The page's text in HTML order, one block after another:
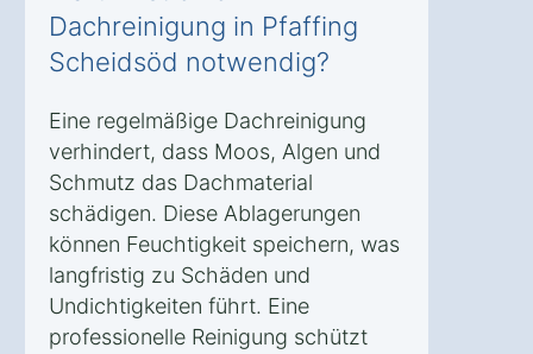
Dachreinigung in Pfaffing
Scheidsöd notwendig?
Eine regelmäßige Dachreinigung
verhindert, dass Moos, Algen und
Schmutz das Dachmaterial
schädigen. Diese Ablagerungen
können Feuchtigkeit speichern, was
langfristig zu Schäden und
Undichtigkeiten führt. Eine
professionelle Reinigung schützt